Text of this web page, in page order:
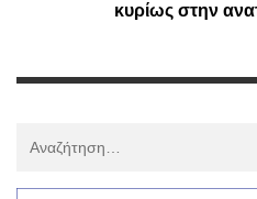
κυρίως στην
: